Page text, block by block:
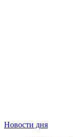
Новости дня